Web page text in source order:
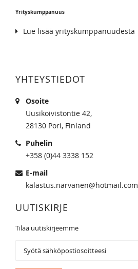
Yrityskumppanuus
Lue lisää yrityskumppanuudesta
YHTEYSTIEDOT
Osoite
Uusikoivistontie 42,
28130 Pori, Finland
Puhelin
+358 (0)44 3338 152
E-mail
kalastus.narvanen@hotmail.com
UUTISKIRJE
Tilaa uutiskirjeemme
uutiskirjeemme: